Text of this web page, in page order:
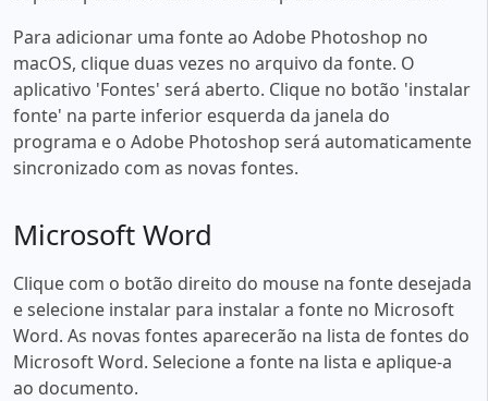
Para adicionar uma fonte ao Adobe Photoshop no
macOS, clique duas vezes no arquivo da fonte. O
aplicativo 'Fontes' será aberto. Clique no botão 'instalar
fonte' na parte inferior esquerda da janela do
programa e o Adobe Photoshop será automaticamente
sincronizado com as novas fontes.
Microsoft Word
Clique com o botão direito do mouse na fonte desejada
e selecione instalar para instalar a fonte no Microsoft
Word. As novas fontes aparecerão na lista de fontes do
Microsoft Word. Selecione a fonte na lista e aplique-a
ao documento.